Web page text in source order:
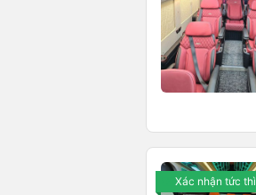
Xác nhận tức thì